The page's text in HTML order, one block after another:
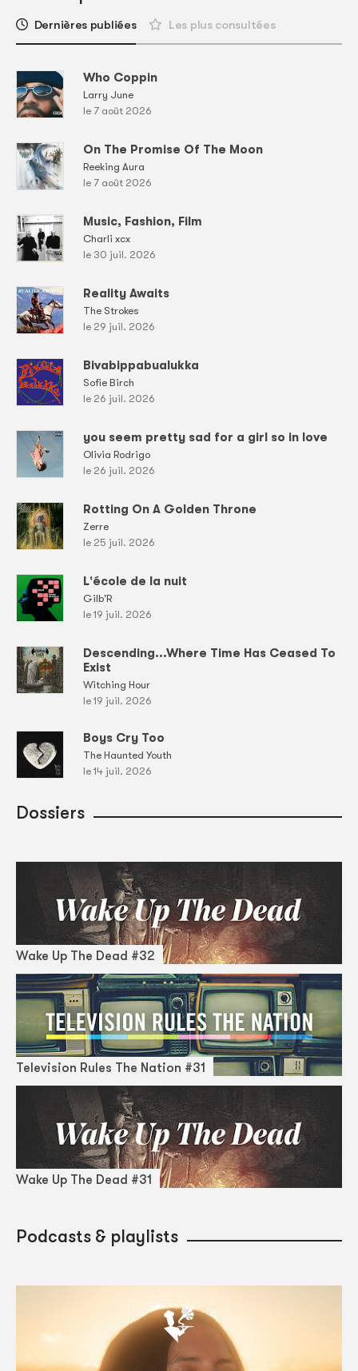
Dernières publiées Les plus consultées
Who Coppin
Larry June
le 7 août 2026
On The Promise Of The Moon
Reeking Aura
le 7 août 2026
Music, Fashion, Film
Charli xcx
le 30 juil. 2026
Reality Awaits
The Strokes
le 29 juil. 2026
Bivabippabualukka
Sofie Birch
le 26 juil. 2026
you seem pretty sad for a girl so in love
Olivia Rodrigo
le 26 juil. 2026
Rotting On A Golden Throne
Zerre
le 25 juil. 2026
L'école de la nuit
Gilb'R
le 19 juil. 2026
Descending...Where Time Has Ceased To
Exist
Witching Hour
le 19 juil. 2026
Boys Cry Too
The Haunted Youth
le 14 juil. 2026
Dossiers
Wake Up The Dead #32
Television Rules The Nation #31
Wake Up The Dead #31
Podcasts & playlists